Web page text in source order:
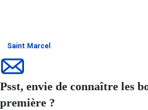
Saint Marcel
Psst, envie de connaître les
première ?